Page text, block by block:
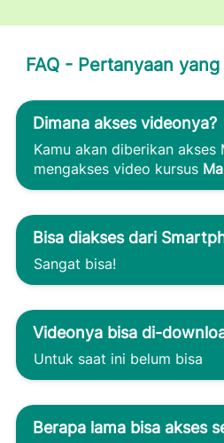
FAQ - Pertanyaan
Dimana akses videonya?
Kamu akan diberikan akses
mengakses video kursus
Bisa diakses dari
Sangat bisa!
Videonya bisa di-
Untuk saat ini belum bisa
Berapa lama bisa akses